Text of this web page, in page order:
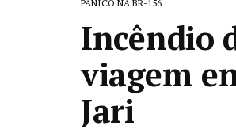
PÂNICO NA BR-156
Incêndio
viagem
Jari